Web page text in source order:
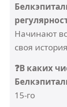
Начинают
своя
❓В каких
15-го